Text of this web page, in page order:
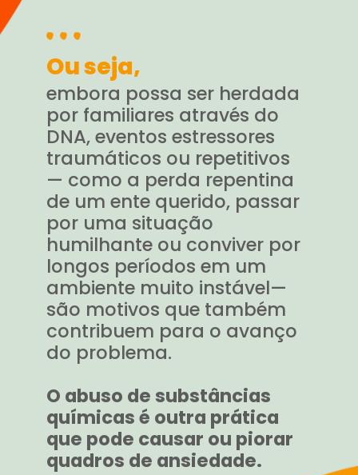
embora possa ser herdada
por familiares através do
DNA, eventos estressores
traumáticos ou repetitivos
— como a perda repentina
de um ente querido, passar
por uma situação
humilhante ou conviver por
longos períodos em um
ambiente muito instável—
são motivos que também
contribuem para o avanço
do problema.
O abuso de substâncias
químicas é outra prática
que pode causar ou piorar
quadros de ansiedade.
Ou seja,